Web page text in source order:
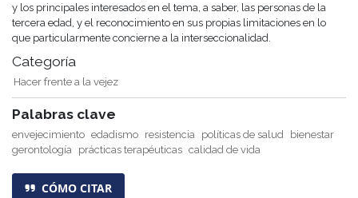
y los principales interesados en el tema, a saber, las personas de la
tercera edad, y el reconocimiento en sus propias limitaciones en lo
que particularmente concierne a la interseccionalidad.
Categoría
Hacer frente a la vejez
Palabras clave
envejecimiento edadismo resistencia políticas de salud
bienestar
gerontología prácticas terapéuticas calidad de vida
CÓMO CITAR